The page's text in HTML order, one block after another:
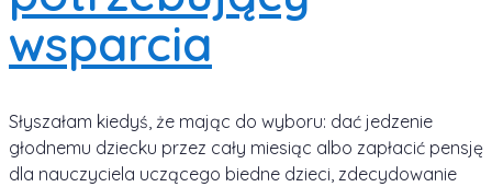
wsparcia
Słyszałam kiedyś, że mając do wyboru: dać jedzenie
głodnemu dziecku przez cały miesiąc albo zapłacić pensję
dla nauczyciela uczącego biedne dzieci, zdecydowanie